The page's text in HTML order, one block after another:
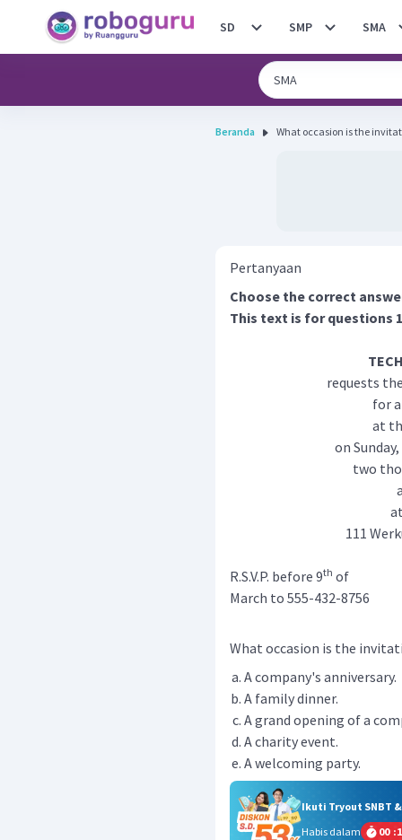
SD SMP SMA
Beranda What occasion is the
Pertanyaan
Choose the correct
This text is for questions
requests
for
at
on
two
111
R.S.V.P. before 9th of
March to 555-432-8756
What occasion is the
A company's anniversary.
A family dinner.
A grand opening of a
A charity event.
A welcoming party.
Ikuti Tryout SNBT
Habis dalam
00 :